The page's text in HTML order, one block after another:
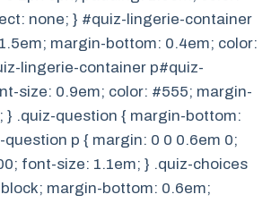
none; } #quiz-lingerie-container
margin-bottom: 0.4em; color:
lingerie-container p#quiz-
size: 0.9em; color: #555; margin-
} .quiz-question { margin-bottom:
question p { margin: 0 0 0.6em 0;
font-size: 1.1em; } .quiz-choices
margin-bottom: 0.6em;